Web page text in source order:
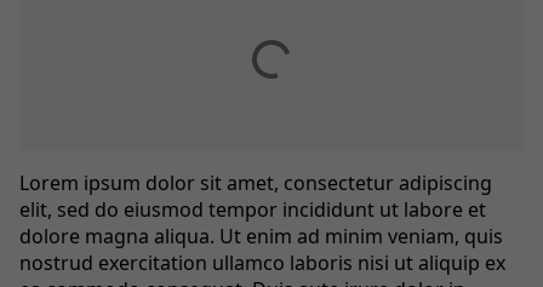
Lorem ipsum dolor sit amet, consectetur adipiscing
elit, sed do eiusmod tempor incididunt ut labore et
dolore magna aliqua. Ut enim ad minim veniam, quis
nostrud exercitation ullamco laboris nisi ut aliquip ex